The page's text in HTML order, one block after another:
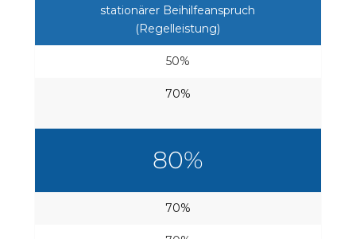
stationärer Beihilfeanspruch
(Regelleistung)
50%
70%
80%
70%